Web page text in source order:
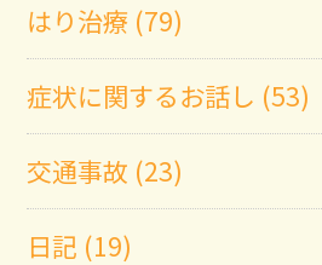
はり治療 (79)
症状に関するお話し (53)
交通事故 (23)
日記 (19)